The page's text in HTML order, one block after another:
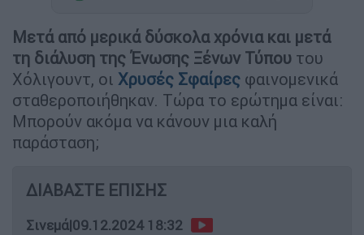
Μετά από μερικά δύσκολα χρόνια και μετά
τη διάλυση της Ένωσης Ξένων Τύπου του
Χόλιγουντ, οι Χρυσές Σφαίρες φαινομενικά
σταθεροποιήθηκαν. Τώρα το ερώτημα είναι:
Μπορούν ακόμα να κάνουν μια καλή
παράσταση;
ΔΙΑΒΑΣΤΕ ΕΠΙΣΗΣ
Σινεμά|09.12.2024 18:32